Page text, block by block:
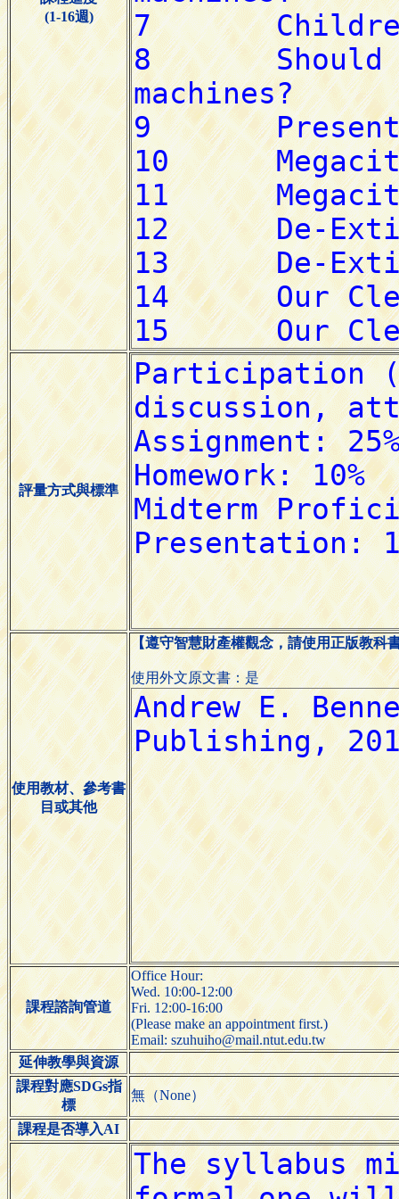
(1-16週)
評量方式與標準
使用教材、參考書
目或其他
【遵守智慧財產權觀念，請使用正版教科
使用外文原文書：是
課程諮詢管道
Office Hour:
Wed. 10:00-12:00
Fri. 12:00-16:00
(Please make an appointment first.)
Email: szuhuiho@mail.ntut.edu.tw
延伸教學與資源
課程對應SDGs指
標
無（None）
課程是否導入AI